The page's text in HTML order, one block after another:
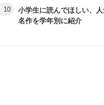
10
小学生に読んでほしい、
名作を学年別に紹介